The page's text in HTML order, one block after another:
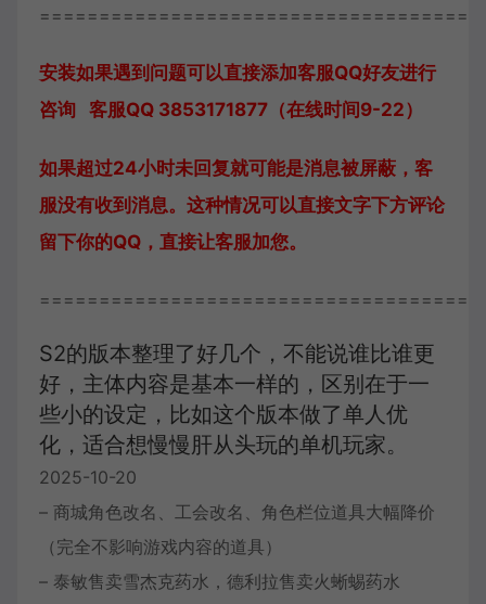
安装如果遇到问题可以直接添加客服QQ好友进行
咨询 客服QQ 3853171877（在线时间9-22）
如果超过24小时未回复就可能是消息被屏蔽，客
服没有收到消息。这种情况可以直接文字下方评论
留下你的QQ，直接让客服加您。
S2的版本整理了好几个，不能说谁比谁更
好，主体内容是基本一样的，区别在于一
些小的设定，比如这个版本做了单人优
化，适合想慢慢肝从头玩的单机玩家。
2025-10-20
– 商城角色改名、工会改名、角色栏位道具大幅降价
（完全不影响游戏内容的道具）
– 泰敏售卖雪杰克药水，德利拉售卖火蜥蜴药水